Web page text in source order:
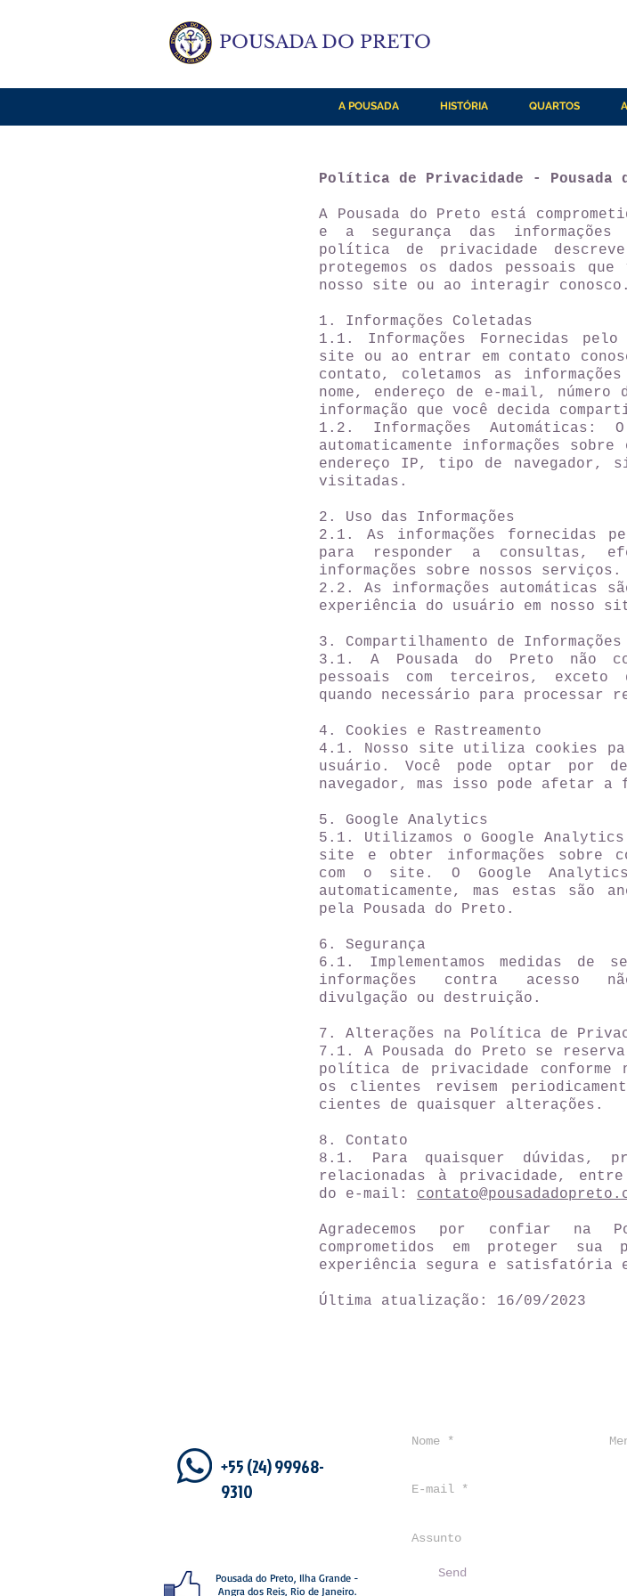
POUSADA DO PRETO
A POUSADA HISTÓRIA QUARTOS
Política de Privacidade - Pousada
A Pousada do Preto está
e a segurança das
política de privacidade descreve
protegemos os dados pessoais
nosso site ou ao interagir conosco.
1. Informações Coletadas
1.1. Informações Fornecidas
site ou ao entrar em contato
contato, coletamos as
nome, endereço de e-mail,
informação que você decida
1.2. Informações
automaticamente informações
endereço IP, tipo de navegador,
visitadas.
2. Uso das Informações
2.1. As informações fornecidas
para responder a consultas,
informações sobre nossos serviços.
2.2. As informações automáticas
experiência do usuário em nosso
3. Compartilhamento de Informações
3.1. A Pousada do Preto não
pessoais com terceiros,
quando necessário para processar
4. Cookies e Rastreamento
4.1. Nosso site utiliza cookies
usuário. Você pode optar por
navegador, mas isso pode afetar
5. Google Analytics
5.1. Utilizamos o Google
site e obter informações sobre
com o site. O Google
automaticamente, mas estas são
pela Pousada do Preto.
6. Segurança
6.1. Implementamos medidas de
informações contra acesso
divulgação ou destruição.
7. Alterações na Política de
7.1. A Pousada do Preto se
política de privacidade conforme
os clientes revisem
cientes de quaisquer alterações.
8. Contato
8.1. Para quaisquer dúvidas,
relacionadas à privacidade, entre
do e-mail:
Agradecemos por confiar na
comprometidos em proteger
experiência segura e satisfatória
Última atualização: 16/09/2023
+55 (24) 99968-
9310
Pousada do Preto, Ilha Grande -
Angra dos Reis, Rio de Janeiro.
Send